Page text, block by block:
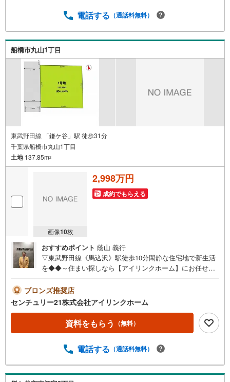
電話する （通話料無料）
船橋市丸山1丁目
東武野田線 「鎌ケ谷」駅 徒歩31分
千葉県船橋市丸山1丁目
土地137.85m2
画像10枚
2,998万円
成約でもらえる
おすすめポイント 蔭山 義行
▽東武野田線《馬込沢》駅徒歩10分閑静な住宅地で新生活
を◆◆～住まい探しなら【アイリンクホーム】にお任せく
「建築条件なし」お好きなハウスメーカーで建築できま
す。ご家族のスタイルに合った住まいをご提案します。保
育園徒歩7分小学校徒歩14分サミット徒歩10分現地案内ツ
アー開催中！コース内容・サクッとコース 30分～・じっ
くりコース 60分～・まずは住宅ローン相談 30分～【資
ブロンズ推奨店
センチュリー21株式会社アイリンクホーム
資料をもらう （無料）
電話する （通話料無料）